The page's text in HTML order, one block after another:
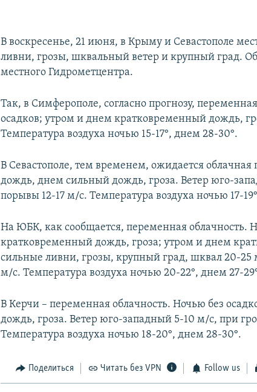
В воскресенье, 21 июня, в Крыму и Севастополе
ливни, грозы, шквальный ветер и крупный град.
местного Гидрометцентра.
Так, в Симферополе, согласно прогнозу,
осадков; утром и днем кратковременный дождь,
Температура воздуха ночью 15-17°, днем 28-30°.
В Севастополе, тем временем, ожидается
дождь, днем сильный дождь, гроза. Ветер юго-
порывы 12-17 м/с. Температура воздуха ночью 17-
На ЮБК, как сообщается, переменная облачность.
кратковременный дождь, гроза; утром и днем
сильные ливни, грозы, крупный град, шквал 20-25
м/с. Температура воздуха ночью 20-22°, днем 27-
В Керчи – переменная облачность. Ночью без
дождь, гроза. Ветер юго-западный 5-10 м/с, при
Температура воздуха ночью 18-20°, днем 28-30°.
Поделиться Читать без VPN Follow us